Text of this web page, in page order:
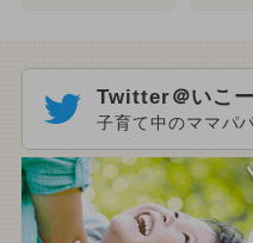
Twitter＠いこ
子育て中のママパ